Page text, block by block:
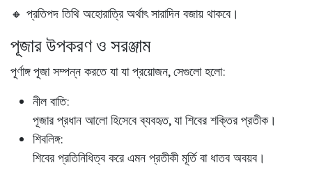
🔸 প্রতিপদ তিথি অহোরাত্রিঅর্থাৎ সারাদিন বজায় থাকবে।
পূজার উপকরণ ও সরঞ্জাম
পূর্ণাঙ্গ পূজা সম্পন্ন করতে যা যা প্রয়োজন, সেগুলো হলো:
নীল বাতি:
পূজার প্রধান আলো হিসেবে ব্যবহৃত, যা শিবের শক্তির প্রতীক।
শিবলিঙ্গ:
শিবের প্রতিনিধিত্ব করে এমন প্রতীকী মূর্তি বা ধাতব অবয়ব।